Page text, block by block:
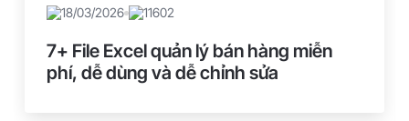
7+ File Excel quản lý bán hàng miễn
phí, dễ dùng và dễ chỉnh sửa
18/03/2026 11602